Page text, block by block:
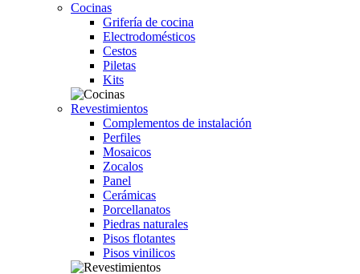
Cocinas
Grifería de cocina
Electrodomésticos
Cestos
Piletas
Kits
Revestimientos
Complementos de instalación
Perfiles
Mosaicos
Zocalos
Panel
Cerámicas
Porcellanatos
Piedras naturales
Pisos flotantes
Pisos vinilicos